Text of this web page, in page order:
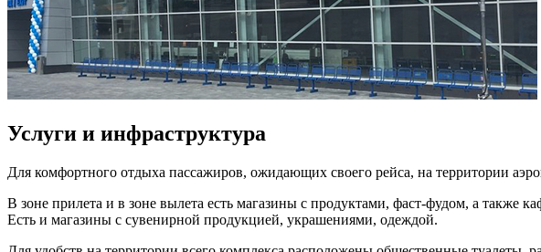
Услуги и инфраструктура
Для комфортного отдыха пассажиров, ожидающих своего рейса, на территории
В зоне прилета и в зоне вылета есть магазины с продуктами, фаст-фудом, а также
Есть и магазины с сувенирной продукцией, украшениями, одеждой.